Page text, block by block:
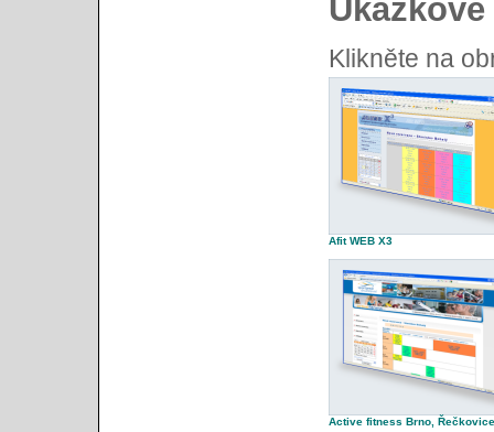
Klikněte na
Afit WEB X3
Active fitness Brno, Řečkovice